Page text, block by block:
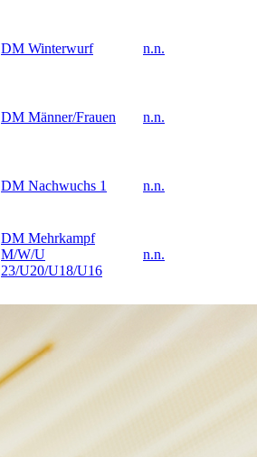
DM Winterwurf n.n.
DM Männer/Frauen n.n.
DM Nachwuchs 1 n.n.
DM Mehrkampf
M/W/U
23/U20/U18/U16
n.n.